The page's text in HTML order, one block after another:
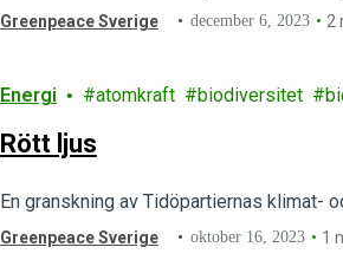
Greenpeace Sverige december 6, 2023 2
Energi atomkraft biodiversitet
Rött ljus
En granskning av Tidöpartiernas klimat-
Greenpeace Sverige oktober 16, 2023 1